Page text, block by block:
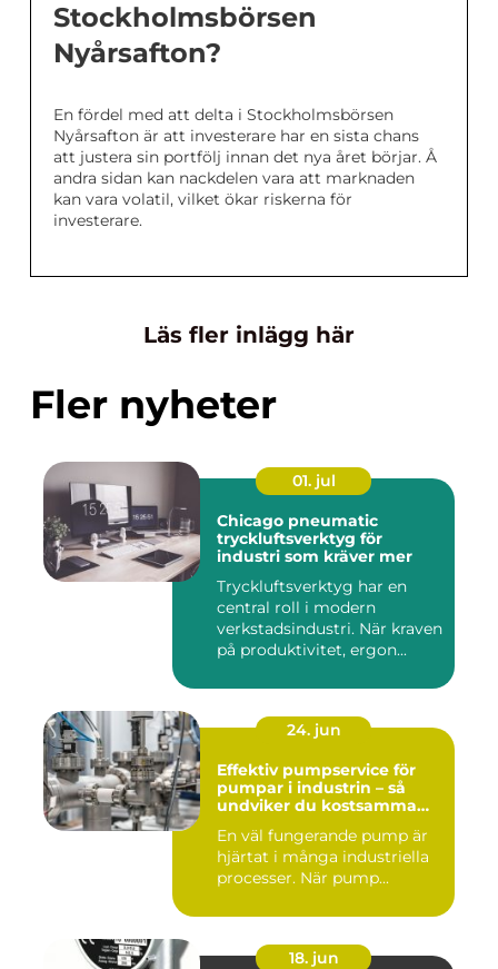
Stockholmsbörsen
Nyårsafton?
En fördel med att delta i Stockholmsbörsen
Nyårsafton är att investerare har en sista chans
att justera sin portfölj innan det nya året börjar. Å
andra sidan kan nackdelen vara att marknaden
kan vara volatil, vilket ökar riskerna för
investerare.
Läs fler inlägg här
Fler nyheter
01. jul
Chicago pneumatic
tryckluftsverktyg för
industri som kräver mer
Tryckluftsverktyg har en
central roll i modern
verkstadsindustri. När kraven
på produktivitet, ergon...
24. jun
Effektiv pumpservice för
pumpar i industrin – så
undviker du kostsamma
En väl fungerande pump är
hjärtat i många industriella
processer. När pump...
18. jun